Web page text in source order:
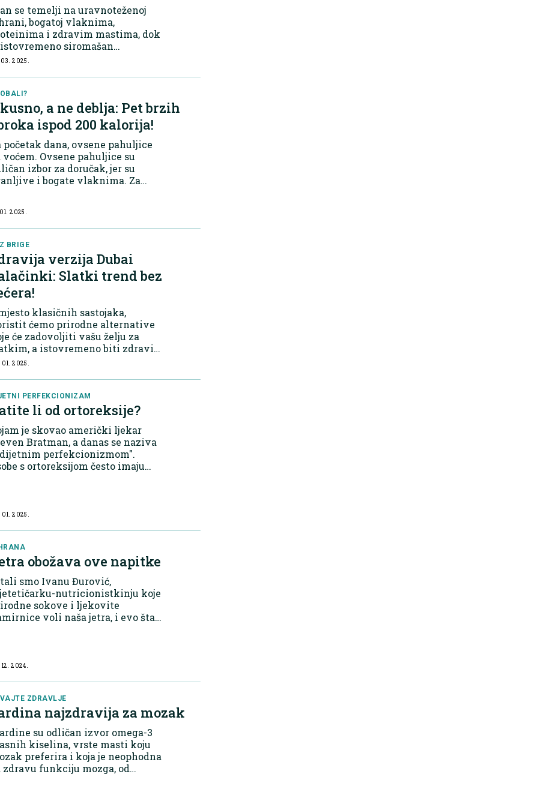
se temelji na uravnoteženoj
bogatoj vlaknima,
i zdravim mastima, dok
siromašan
i brzim
se na obrok bogat
i...
03. 2025.
a ne deblja: Pet brzih
ispod 200 kalorija!
početak dana, ovsene pahuljice
voćem. Ovsene pahuljice su
izbor za doručak, jer su
i bogate vlaknima. Za
Dodajte malo mlijeka ili
2025.
BRIGE
verzija Dubai
Slatki trend bez
klasičnih sastojaka,
ćemo prirodne alternative
će zadovoljiti vašu želju za
a istovremeno biti zdravije
vaš organizam. Koji su nam
01. 2025.
PERFEKCIONIZAM
li od ortoreksije?
je skovao američki ljekar
Bratman, a danas se naziva
perfekcionizmom".
s ortoreksijom često imaju
do...
01. 2025.
obožava ove napitke
smo Ivanu Đurović,
nutricionistkinju koje
sokove i ljekovite
voli naša jetra, i evo šta
mrk...
2024.
ZDRAVLJE
najzdravija za mozak
su odličan izvor omega-3
kiselina, vrste masti koju
preferira i koja je neophodna
zdravu funkciju mozga, od